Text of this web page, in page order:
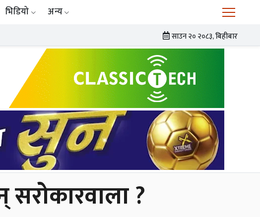
भिडियो अन्य
साउन २० २०८३, बिहीबार
?